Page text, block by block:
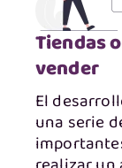
Tiendas
vender
El
una serie